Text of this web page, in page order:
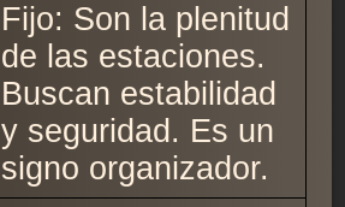
Fijo: Son la plenitud
de las estaciones.
Buscan estabilidad
y seguridad. Es un
signo organizador.